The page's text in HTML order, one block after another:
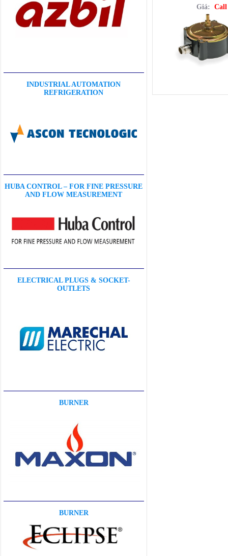
INDUSTRIAL AUTOMATION
REFRIGERATION
HUBA CONTROL – FOR FINE PRESSURE
AND FLOW MEASUREMENT
ELECTRICAL PLUGS & SOCKET-
OUTLETS
BURNER
BURNER
Giá: Call